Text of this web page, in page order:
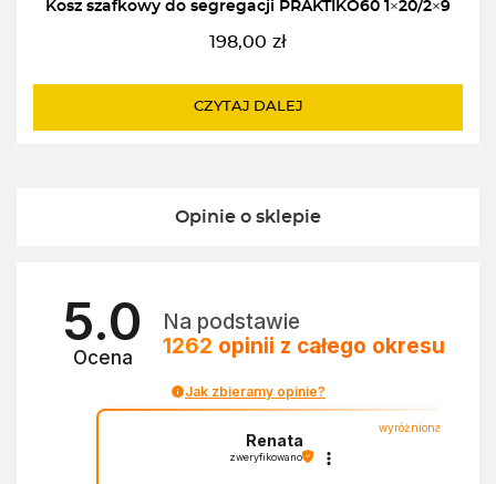
Kosz szafkowy do segregacji PRAKTIKO60 1×20/2×9
198,00 zł
CZYTAJ DALEJ
Opinie o sklepie
5.0
Ocena
Na podstawie
1262 opinii z całego okresu
Jak zbieramy opinie?
wyróżniona
Renata
zweryfikowano